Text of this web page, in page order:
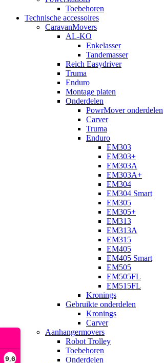
9,6
Toebehoren
Technische accessoires
CaravanMovers
AL-KO
Enkelasser
Tandemasser
Reich Easydriver
Truma
Enduro
Montage platen
Onderdelen
PowrMover onderdelen
Carver
Truma
Enduro
EM303
EM303+
EM303A
EM303A+
EM304
EM304 Smart
EM305
EM305+
EM313
EM313A
EM315
EM405
EM405 Smart
EM505
EM505FL
EM515FL
Kronings
Gebruikte onderdelen
Kronings
Carver
Aanhangermovers
Robot Trolley
Toebehoren
Onderdelen